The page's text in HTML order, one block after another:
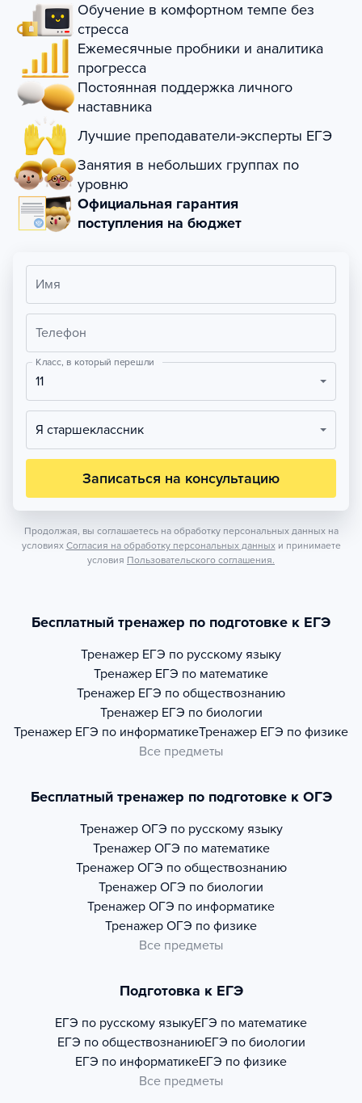
Обучение в комфортном темпе без
стресса
Ежемесячные пробники и аналитика
прогресса
Постоянная поддержка личного
наставника
Лучшие преподаватели-эксперты ЕГЭ
Занятия в небольших группах по
уровню
Официальная гарантия
поступления на бюджет
Имя
Телефон
Класс, в который перешли
11
Я старшеклассник
Записаться на консультацию
Продолжая, вы соглашаетесь на обработку персональных данных на
условиях Согласия на обработку персональных данных и принимаете
условия Пользовательского соглашения.
Бесплатный тренажер по подготовке к ЕГЭ
Тренажер ЕГЭ по русскому языку
Тренажер ЕГЭ по математике
Тренажер ЕГЭ по обществознанию
Тренажер ЕГЭ по биологии
Тренажер ЕГЭ по информатикеТренажер ЕГЭ по физике
Все предметы
Бесплатный тренажер по подготовке к ОГЭ
Тренажер ОГЭ по русскому языку
Тренажер ОГЭ по математике
Тренажер ОГЭ по обществознанию
Тренажер ОГЭ по биологии
Тренажер ОГЭ по информатике
Тренажер ОГЭ по физике
Все предметы
Подготовка к ЕГЭ
ЕГЭ по русскому языкуЕГЭ по математике
ЕГЭ по обществознаниюЕГЭ по биологии
ЕГЭ по информатикеЕГЭ по физике
Все предметы